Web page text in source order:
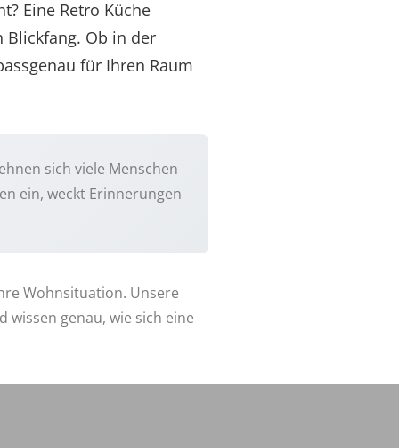
Eine Retro Küche
Ob in der
für Ihren Raum
sich viele Menschen
ein, weckt Erinnerungen
Wohnsituation. Unsere
genau, wie sich eine